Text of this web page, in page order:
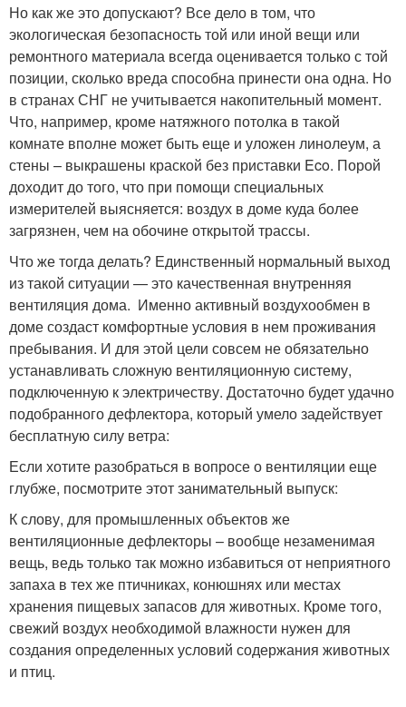
Но как же это допускают? Все дело в том, что
экологическая безопасность той или иной вещи или
ремонтного материала всегда оценивается только с той
позиции, сколько вреда способна принести она одна. Но
в странах СНГ не учитывается накопительный момент.
Что, например, кроме натяжного потолка в такой
комнате вполне может быть еще и уложен линолеум, а
стены – выкрашены краской без приставки Eco. Порой
доходит до того, что при помощи специальных
измерителей выясняется: воздух в доме куда более
загрязнен, чем на обочине открытой трассы.
Что же тогда делать? Единственный нормальный выход
из такой ситуации — это качественная внутренняя
вентиляция дома. Именно активный воздухообмен в
доме создаст комфортные условия в нем проживания
пребывания. И для этой цели совсем не обязательно
устанавливать сложную вентиляционную систему,
подключенную к электричеству. Достаточно будет удачно
подобранного дефлектора, который умело задействует
бесплатную силу ветра:
Если хотите разобраться в вопросе о вентиляции еще
глубже, посмотрите этот занимательный выпуск:
К слову, для промышленных объектов же
вентиляционные дефлекторы – вообще незаменимая
вещь, ведь только так можно избавиться от неприятного
запаха в тех же птичниках, конюшнях или местах
хранения пищевых запасов для животных. Кроме того,
свежий воздух необходимой влажности нужен для
создания определенных условий содержания животных
и птиц.